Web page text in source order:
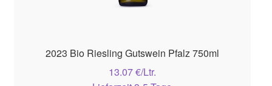
2023 Bio Riesling Gutswein Pfalz 750ml
13.07 €/Ltr.